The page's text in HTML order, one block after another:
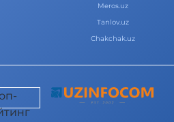
Meros.uz
Tanlov.uz
Chakchak.uz